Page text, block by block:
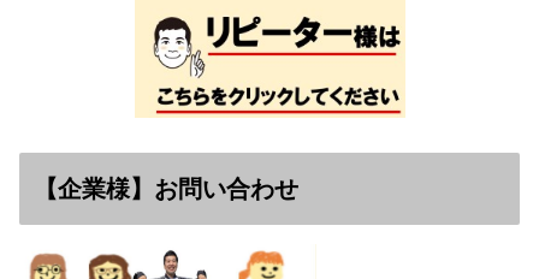
【企業様】お問い合わせ